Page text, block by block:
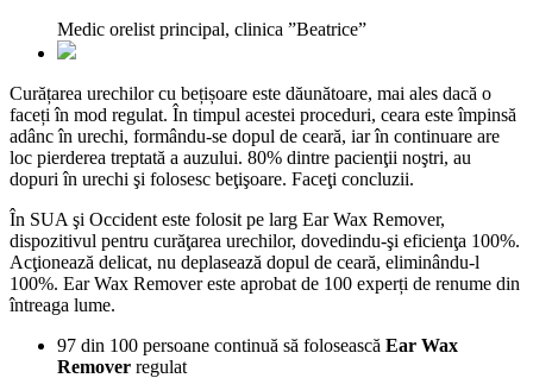
Medic orelist principal, clinica ”Beatrice”
Curățarea urechilor cu bețișoare este dăunătoare, mai ales dacă o
faceți în mod regulat. În timpul acestei proceduri, ceara este împinsă
adânc în urechi, formându-se dopul de ceară, iar în continuare are
loc pierderea treptată a auzului. 80% dintre pacienţii noştri, au
dopuri în urechi şi folosesc beţişoare. Faceţi concluzii.
În SUA şi Occident este folosit pe larg Ear Wax Remover,
dispozitivul pentru curăţarea urechilor, dovedindu-şi eficienţa 100%.
Acţionează delicat, nu deplasează dopul de ceară, eliminându-l
100%. Ear Wax Remover este aprobat de 100 experți de renume din
întreaga lume.
97 din 100 persoane continuă să folosească Ear Wax
Remover regulat